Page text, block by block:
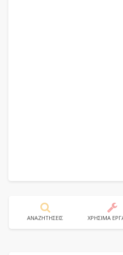
ΑΝΑΖΗΤΗΣΕΙΣ ΧΡΗΣΙΜΑ